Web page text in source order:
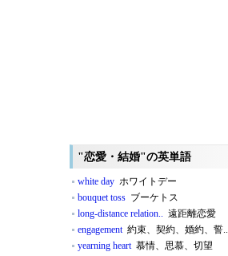
"恋愛・結婚"の英単語
white day ホワイトデー
bouquet toss ブーケトス
long-distance relation.. 遠距離恋愛
engagement約束、契約、婚約、誓..
yearning heart慕情、思慕、切望